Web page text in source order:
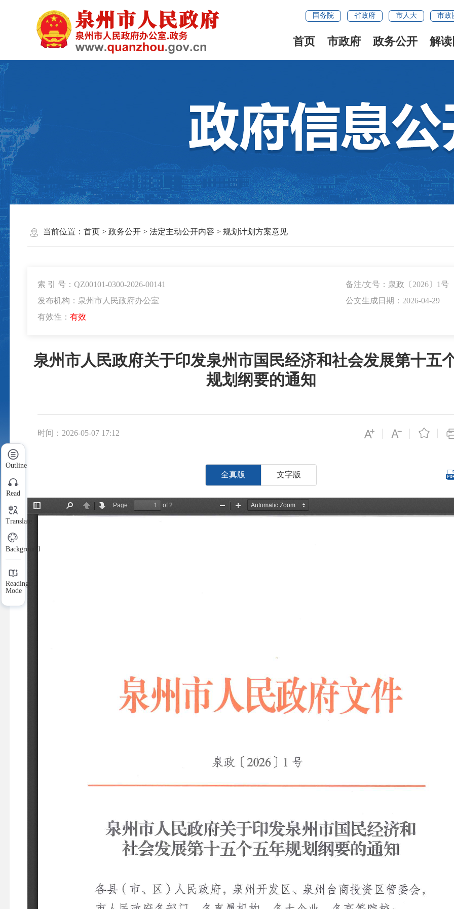
国务院 省政府 市人大 市政
首页 市政府 政务公开 解
当前位置： 首页> 政务公开> 法定主动公开内容 > 规划计划方案意见
索 引 号：QZ00101-0300-2026-00141
备注/文号：泉政〔2026〕1号
发布机构：泉州市人民政府办公室
公文生成日期：2026-04-29
有效性： 有效
泉州市人民政府关于印发泉州市国民经济和社会发展第十五
规划纲要的通知
时间：2026-05-07 17:12 
全真版 文字版
Outline
Read
Translate
Background
Reading
Mode